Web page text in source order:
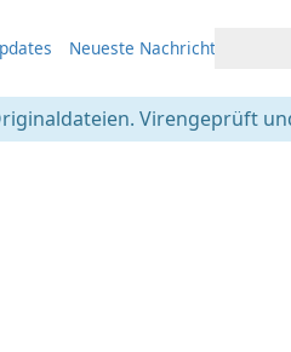
Neueste Nachrichten
Virengeprüft